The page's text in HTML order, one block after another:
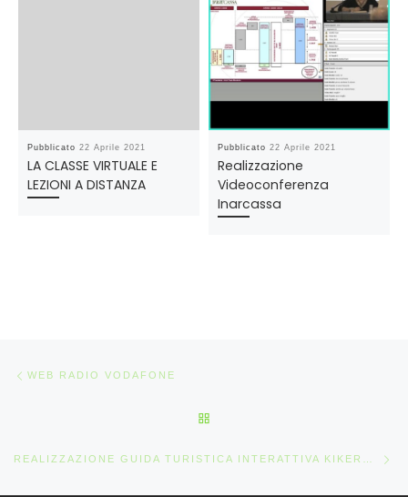
Pubblicato22 Aprile 2021
LA CLASSE VIRTUALE E
LEZIONI A DISTANZA
Pubblicato22 Aprile 2021
Realizzazione
Videoconferenza
Inarcassa
Navigazione articoli
WEB RADIO VODAFONE